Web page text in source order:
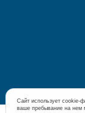
Сайт использует cookie-
ваше пребывание на нем